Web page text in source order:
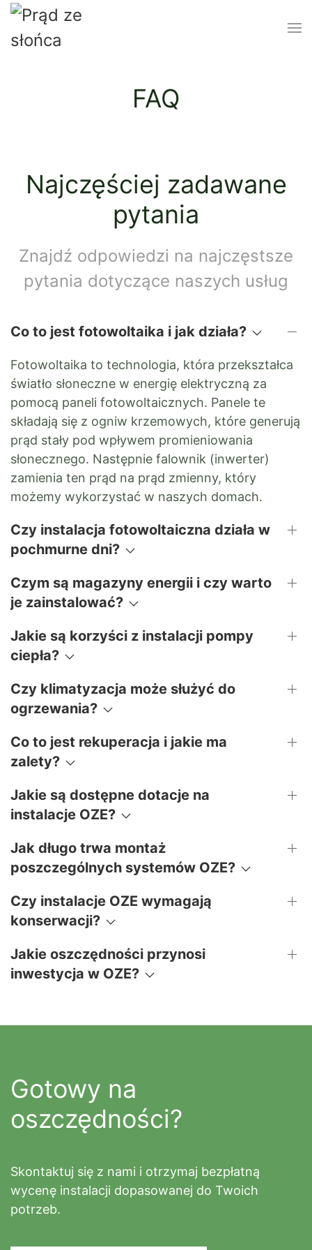
FAQ
Najczęściej zadawane
pytania
Znajdź odpowiedzi na najczęstsze
pytania dotyczące naszych usług
Co to jest fotowoltaika i jak działa?
Fotowoltaika to technologia, która przekształca
światło słoneczne w energię elektryczną za
pomocą paneli fotowoltaicznych. Panele te
składają się z ogniw krzemowych, które generują
prąd stały pod wpływem promieniowania
słonecznego. Następnie falownik (inwerter)
zamienia ten prąd na prąd zmienny, który
możemy wykorzystać w naszych domach.
Czy instalacja fotowoltaiczna działa w
pochmurne dni?
Czym są magazyny energii i czy warto
je zainstalować?
Jakie są korzyści z instalacji pompy
ciepła?
Czy klimatyzacja może służyć do
ogrzewania?
Co to jest rekuperacja i jakie ma
zalety?
Jakie są dostępne dotacje na
instalacje OZE?
Jak długo trwa montaż
poszczególnych systemów OZE?
Czy instalacje OZE wymagają
konserwacji?
Jakie oszczędności przynosi
inwestycja w OZE?
Gotowy na
oszczędności?
Skontaktuj się z nami i otrzymaj bezpłatną
wycenę instalacji dopasowanej do Twoich
potrzeb.